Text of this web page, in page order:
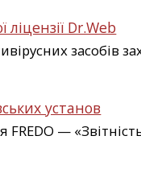
Dr.Web
засобів
установ
—